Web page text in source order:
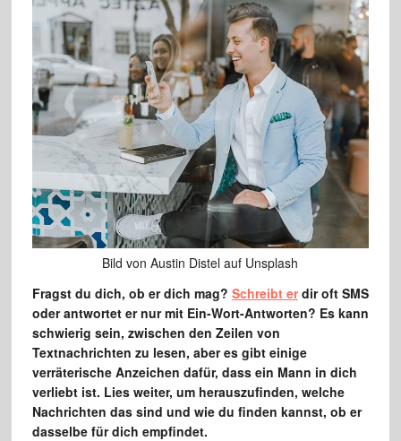
Bild von Austin Distel auf Unsplash
Fragst du dich, ob er dich mag? Schreibt erdir oft SMS
oder antwortet er nur mit Ein-Wort-Antworten? Es kann
schwierig sein, zwischen den Zeilen von
Textnachrichten zu lesen, aber es gibt einige
verräterische Anzeichen dafür, dass ein Mann in dich
verliebt ist. Lies weiter, um herauszufinden, welche
Nachrichten das sind und wie du finden kannst, ob er
dasselbe für dich empfindet.